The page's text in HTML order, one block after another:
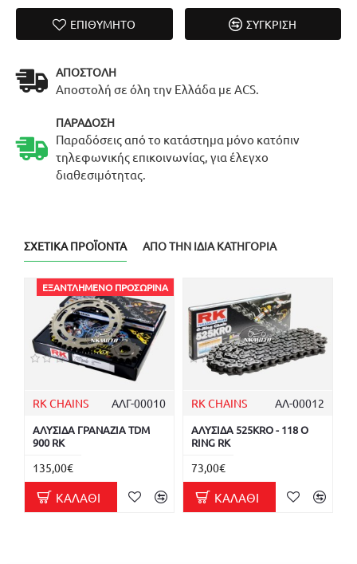
ΕΠΙΘΥΜΗΤΌ ΣΎΓΚΡΙΣΗ
ΑΠΟΣΤΟΛΉ
Αποστολή σε όλη την Ελλάδα με ACS.
ΠΑΡΆΔΟΣΗ
Παραδόσεις από το κατάστημα μόνο κατόπιν
τηλεφωνικής επικοινωνίας, για έλεγχο
διαθεσιμότητας.
ΣΧΕΤΙΚΆ ΠΡΟΪΌΝΤΑ ΑΠΌ ΤΗΝ ΊΔΙΑ ΚΑΤΗΓΟΡΊΑ
ΕΞΑΝΤΛΗΜΈΝΟ ΠΡΟΣΩΡΙΝΆ
RK CHAINS ΑΛΓ-00010
ΑΛΥΣΙΔΑ ΓΡΑΝΑΖΙΑ TDM
900 RK
135,00€
ΚΑΛΆΘΙ
RK CHAINS ΑΛ-00012
ΑΛΥΣΙΔΑ 525KRO - 118 O
RING RK
73,00€
ΚΑΛΆΘΙ